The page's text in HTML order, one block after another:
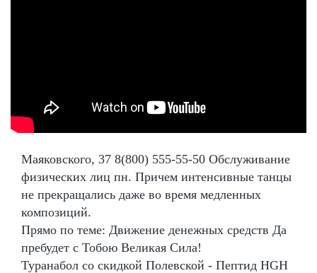
Маяковского, 37 8(800) 555-55-50 Обслуживание
физических лиц пн. Причем интенсивные танцы
не прекращались даже во время медленных
композиций.
Прямо по теме: Движение денежных средств Да
пребудет с Тобою Великая Сила!
Туранабол со скидкой Полевской - Пептид HGH